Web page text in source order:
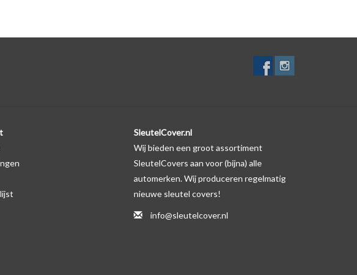
het logo in de meeste gevallen op de originele autosleutel behuizing wel
door op de productfoto te kijken of er een logo zichtbaar is.
SleutelCover.nl
Wij bieden een groot assortiment
SleutelCovers aan voor (bijna) alle
automerken. Wij produceren regelmatig
nieuwe sleutel covers!
info@sleutelcover.nl